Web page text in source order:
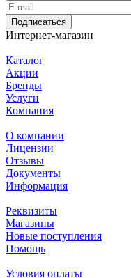
Подписаться
Интернет-магазин
Каталог
Акции
Бренды
Услуги
Компания
О компании
Лицензии
Отзывы
Документы
Информация
Реквизиты
Магазины
Новые поступления
Помощь
Условия оплаты